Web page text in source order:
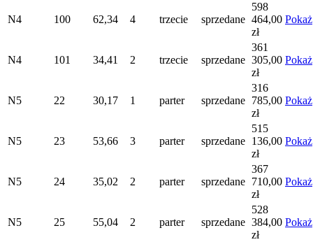
N4 100 62,34 4 trzecie sprzedane
598
464,00
zł
Pokaż
N4 101 34,41 2 trzecie sprzedane
361
305,00
zł
Pokaż
N5 22 30,17 1 parter sprzedane
316
785,00
zł
Pokaż
N5 23 53,66 3 parter sprzedane
515
136,00
zł
Pokaż
N5 24 35,02 2 parter sprzedane
367
710,00
zł
Pokaż
N5 25 55,04 2 parter sprzedane
528
384,00
zł
Pokaż